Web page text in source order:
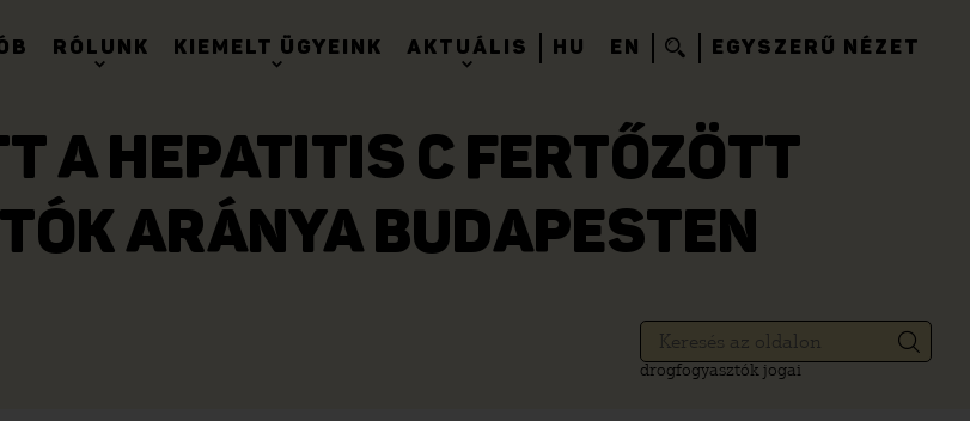
RÓLUNK KIEMELT ÜGYEINK AKTUÁLIS HU EN EGYSZERŰ NÉZET
A HEPATITIS C FERTŐZÖTT
ARÁNYA BUDAPESTEN
drogfogyasztók jogai